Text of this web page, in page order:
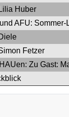
Huber
AFU:
Fetzer
Zu Gast: